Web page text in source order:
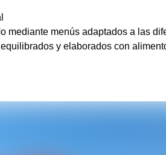
mediante menús adaptados a las
y elaborados con